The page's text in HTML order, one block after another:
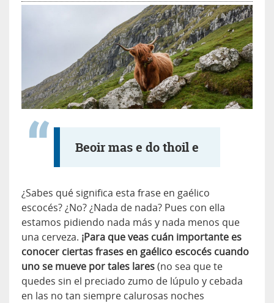
Beoir mas e do thoil e
¿Sabes qué significa esta frase en gaélico
escocés? ¿No? ¿Nada de nada? Pues con ella
estamos pidiendo nada más y nada menos que
una cerveza. ¡Para que veas cuán importante es
conocer ciertas frases en gaélico escocés cuando
uno se mueve por tales lares(no sea que te
quedes sin el preciado zumo de lúpulo y cebada
en las no tan siempre calurosas noches